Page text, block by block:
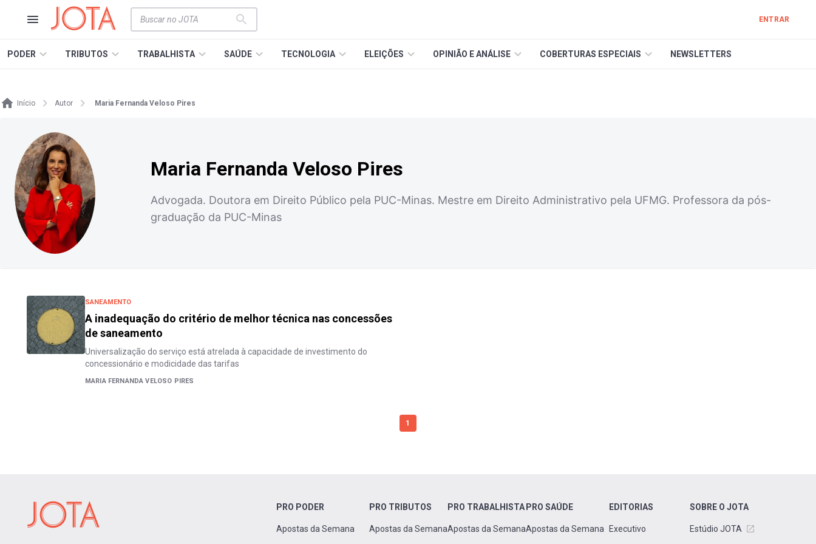
ENTRAR
PODER TRIBUTOS TRABALHISTA SAÚDE TECNOLOGIA ELEIÇÕES OPINIÃO E ANÁLISE COBERTURAS ESPECIAIS NEWSLETTERS
Início Autor Maria Fernanda Veloso Pires
Maria Fernanda Veloso Pires
Advogada. Doutora em Direito Público pela PUC-Minas. Mestre em Direito Administrativo pela UFMG. Professora da pós-
graduação da PUC-Minas
SANEAMENTO
A inadequação do critério de melhor técnica nas concessões
de saneamento
Universalização do serviço está atrelada à capacidade de investimento do
concessionário e modicidade das tarifas
MARIA FERNANDA VELOSO PIRES
1
PRO PODER
Apostas da Semana
PRO TRIBUTOS
Apostas da Semana
PRO TRABALHISTA
Apostas da Semana
PRO SAÚDE
Apostas da Semana
EDITORIAS
Executivo
SOBRE O JOTA
Estúdio JOTA